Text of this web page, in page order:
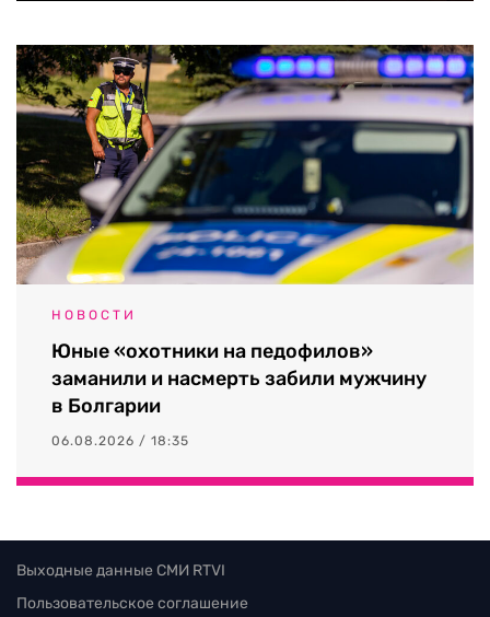
НОВОСТИ
Юные «охотники на педофилов»
заманили и насмерть забили мужчину
в Болгарии
06.08.2026 / 18:35
Выходные данные СМИ RTVI
Пользовательское соглашение